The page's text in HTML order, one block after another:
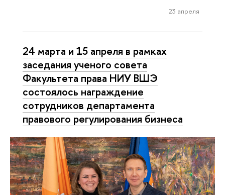
23 апреля
24 марта и 15 апреля в рамках
заседания ученого совета
Факультета права НИУ ВШЭ
состоялось награждение
сотрудников департамента
правового регулирования бизнеса